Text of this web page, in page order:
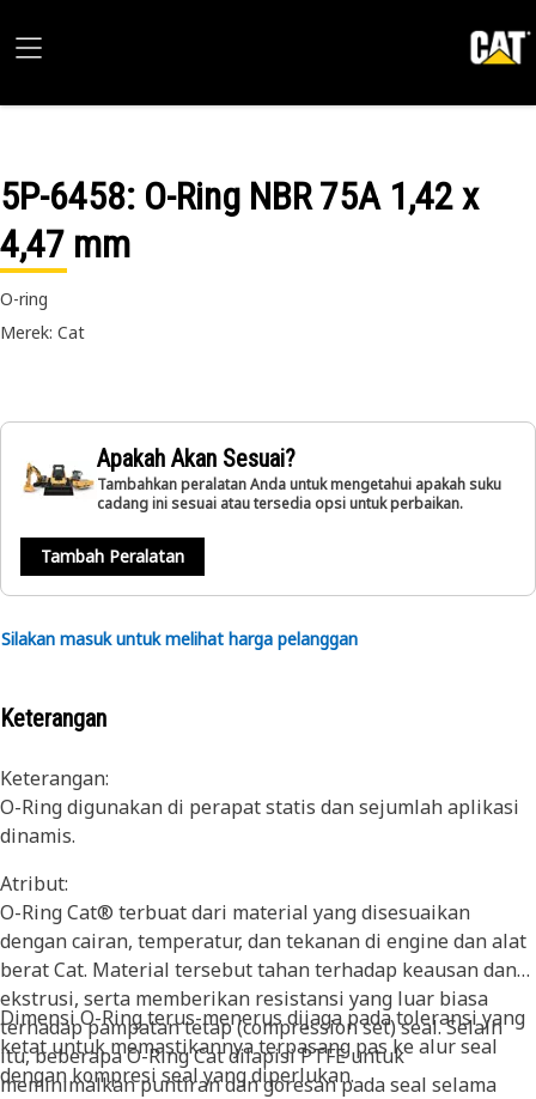
5P-6458: O-Ring NBR 75A 1,42 x
4,47 mm
O-ring
Merek: Cat
Apakah Akan Sesuai?
Tambahkan peralatan Anda untuk mengetahui apakah suku
cadang ini sesuai atau tersedia opsi untuk perbaikan.
Tambah Peralatan
Silakan masuk untuk melihat harga pelanggan
Keterangan
Keterangan:
O-Ring digunakan di perapat statis dan sejumlah aplikasi
dinamis.
Atribut:
O-Ring Cat® terbuat dari material yang disesuaikan
dengan cairan, temperatur, dan tekanan di engine dan alat
berat Cat. Material tersebut tahan terhadap keausan dan
ekstrusi, serta memberikan resistansi yang luar biasa
terhadap pampatan tetap (compression set) seal. Selain
itu, beberapa O-Ring Cat dilapisi PTFE untuk
meminimalkan puntiran dan goresan pada seal selama
Dimensi O-Ring terus-menerus dijaga pada toleransi yang
ketat untuk memastikannya terpasang pas ke alur seal
dengan kompresi seal yang diperlukan.